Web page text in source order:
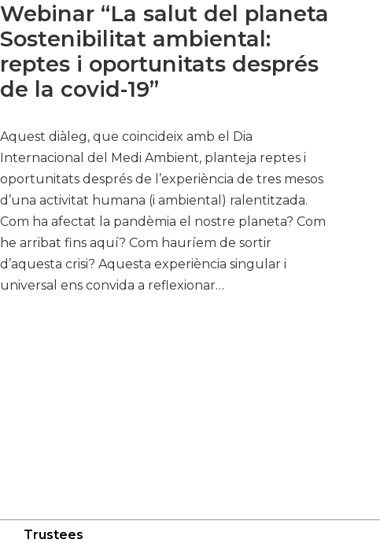
Webinar “La salut del planeta
Sostenibilitat ambiental:
reptes i oportunitats després
de la covid-19”
Aquest diàleg, que coincideix amb el Dia
Internacional del Medi Ambient, planteja reptes i
oportunitats després de l’experiència de tres mesos
d’una activitat humana (i ambiental) ralentitzada.
Com ha afectat la pandèmia el nostre planeta? Com
he arribat fins aquí? Com hauríem de sortir
d’aquesta crisi? Aquesta experiència singular i
universal ens convida a reflexionar…
Trustees